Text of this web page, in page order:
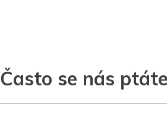
Často se nás ptáte